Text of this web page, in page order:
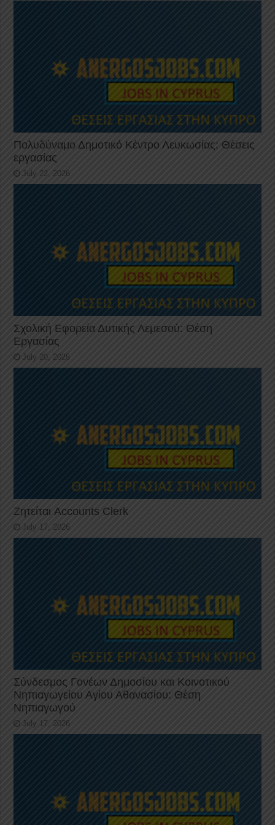
Πολυδύναμο Δημοτικό Κέντρο Λευκωσίας: Θέσεις
εργασίας
July 22, 2026
Σχολική Εφορεία Δυτικής Λεμεσού: Θέση
Εργασίας
July 20, 2026
Ζητείται Accounts Clerk
July 17, 2026
Σύνδεσμος Γονέων Δημοσίου και Κοινοτικού
Νηπιαγωγείου Αγίου Αθανασίου: Θέση
Νηπιαγωγού
July 17, 2026